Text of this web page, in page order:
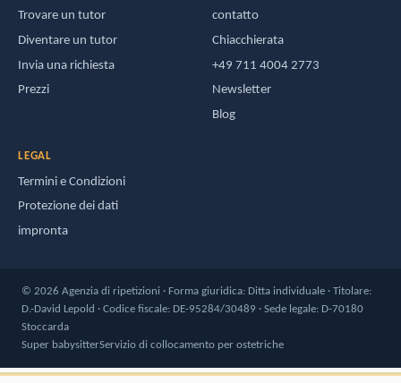
Trovare un tutor
Diventare un tutor
Invia una richiesta
Prezzi
contatto
Chiacchierata
+49 711 4004 2773
Newsletter
Blog
LEGAL
Termini e Condizioni
Protezione dei dati
impronta
© 2026 Agenzia di ripetizioni · Forma giuridica: Ditta individuale · Titolare:
D.-David Lepold · Codice fiscale: DE-95284/30489 · Sede legale: D-70180
Stoccarda
Super babysitterServizio di collocamento per ostetriche